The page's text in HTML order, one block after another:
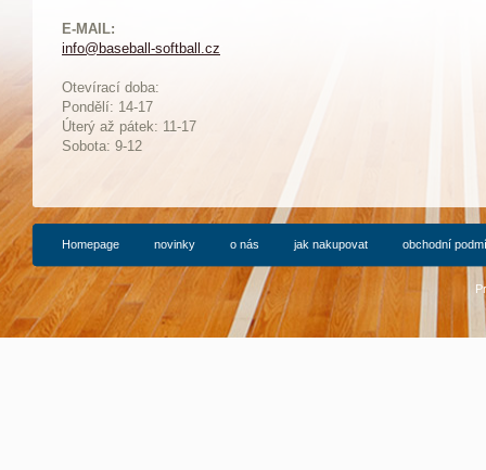
E-MAIL:
info@baseball-softball.cz
Otevírací doba:
Pondělí: 14-17
Úterý až pátek: 11-17
Sobota: 9-12
Homepage novinky o nás jak nakupovat obchodní